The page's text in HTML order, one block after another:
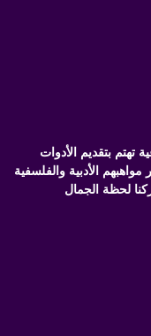
تهتم بتقديم الأدوات
الأدبية والفلسفية
لحظة الجمال